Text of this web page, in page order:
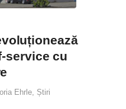
service cu
Ehrle, Știri